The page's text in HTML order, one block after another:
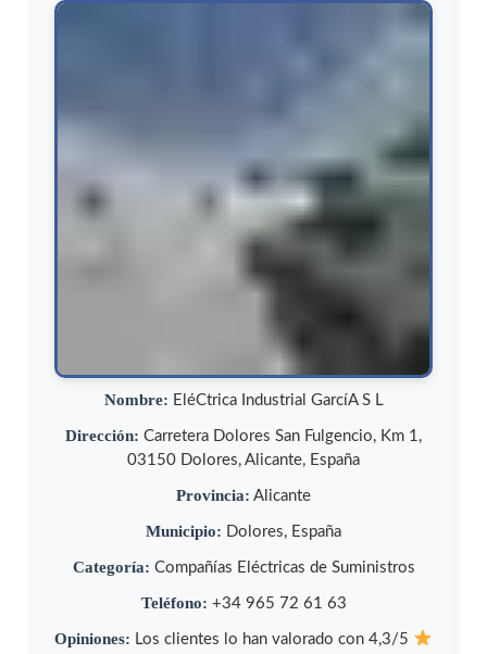
Nombre: EléCtrica Industrial GarcíA S L
Dirección: Carretera Dolores San Fulgencio, Km 1,
03150 Dolores, Alicante, España
Provincia: Alicante
Municipio: Dolores, España
Categoría: Compañías Eléctricas de Suministros
Teléfono: +34 965 72 61 63
Opiniones: Los clientes lo han valorado con 4,3/5